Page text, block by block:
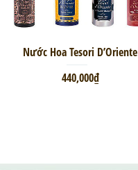
Nước Hoa Tesori D’Oriente
440,000₫